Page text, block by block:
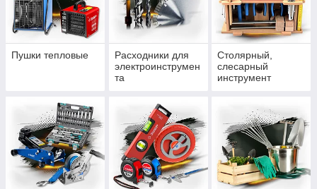
Пушки тепловые
Расходники для
электроинструмен
та
Столярный,
слесарный
инструмент